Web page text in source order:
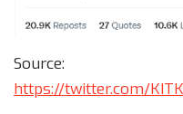
Source:
https://twitter.com/